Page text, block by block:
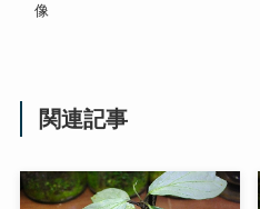
像
関連記事